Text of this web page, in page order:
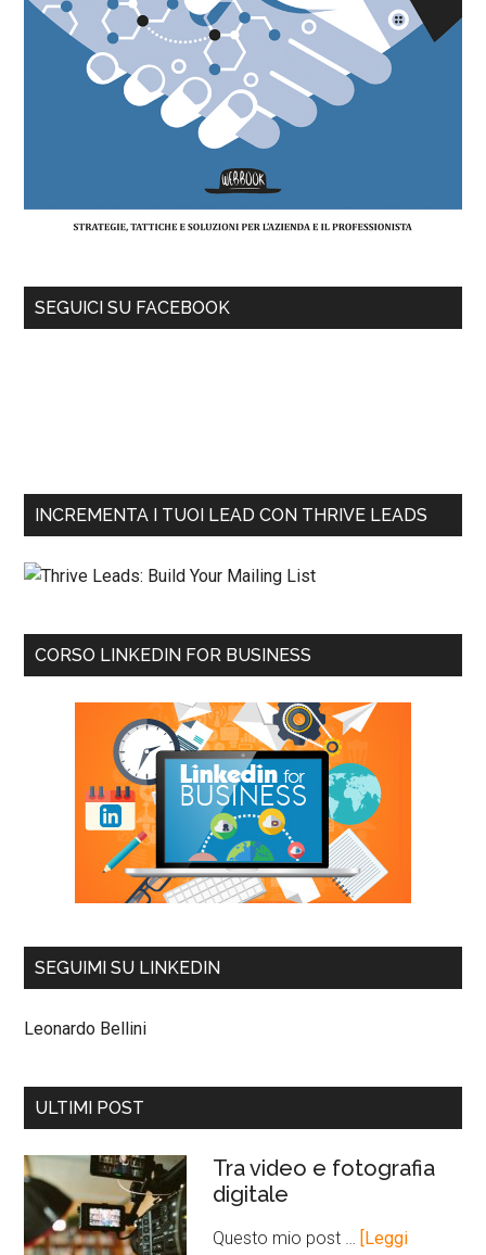
SEGUICI SU FACEBOOK
INCREMENTA I TUOI LEAD CON THRIVE LEADS
CORSO LINKEDIN FOR BUSINESS
SEGUIMI SU LINKEDIN
Leonardo Bellini
ULTIMI POST
Tra video e fotografia
digitale
Questo mio post …
[Leggi